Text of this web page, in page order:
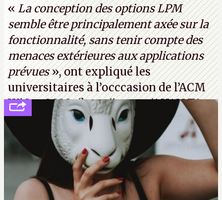
« La conception des options LPM
semble être principalement axée sur la
fonctionnalité, sans tenir compte des
menaces extérieures aux applications
prévues», ont expliqué les
universitaires à l’occcasion de l’ACM
WiSec 2022. (http://cpc.cx/AH432T1
(PDF) - Crédit photo : Pexels - Tyler
Lastovich)